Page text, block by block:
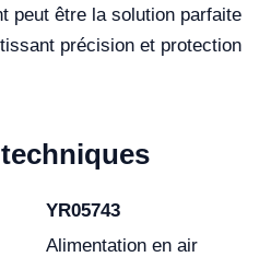
peut être la solution parfaite
précision et protection
YR05743
Alimentation en air